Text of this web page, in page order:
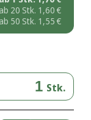
ab 20 Stk. 1,60 €
ab 50 Stk. 1,55 €
Stk.